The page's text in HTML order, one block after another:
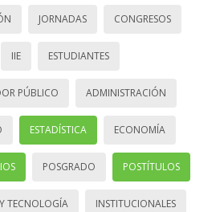
JORNADAS CONGRESOS
IIE ESTUDIANTES
PÚBLICO ADMINISTRACIÓN
ESTADÍSTICA ECONOMÍA
POSGRADO POSTÍTULOS
TECNOLOGÍA INSTITUCIONALES